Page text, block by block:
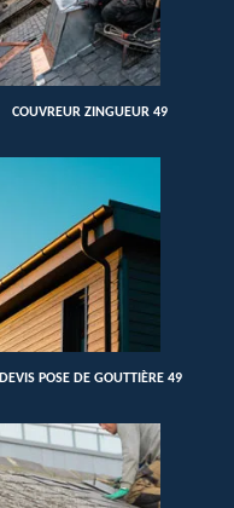
COUVREUR ZINGUEUR 49
DEVIS POSE DE GOUTTIÈRE 49